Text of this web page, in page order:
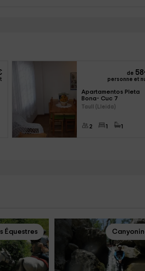
de 58
personne et
Apartamentos Pleta
Bona- Cuc 7
Taull (Lleida)
2 1 1
Équestres